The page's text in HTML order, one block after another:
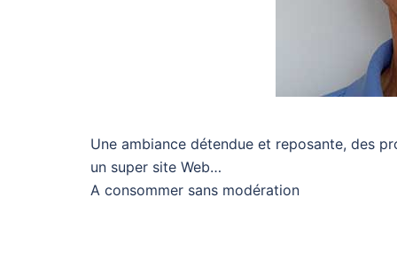
Une ambiance détendue et reposante, des
un super site Web…
A consommer sans modération